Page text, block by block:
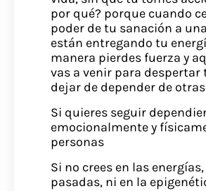
por qué? porque cuando
poder de tu sanación a
están entregando tu
manera pierdes fuerza y
vas a venir para despertar
dejar de depender de
Si quieres seguir
emocionalmente y
personas
Si no crees en las
pasadas, ni en la